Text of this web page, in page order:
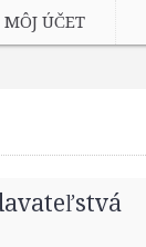
MÔJ ÚČET